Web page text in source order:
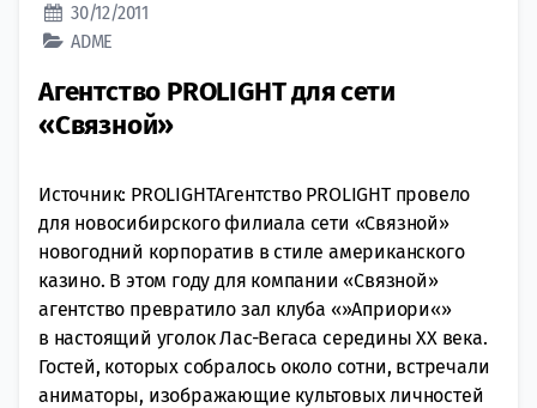
30/12/2011
ADME
Агентство PROLIGHT для сети
«Связной»
Источник: PROLIGHTАгентство PROLIGHT провело
для новосибирского филиала сети «Связной»
новогодний корпоратив в стиле американского
казино. В этом году для компании «Связной»
агентство превратило зал клуба «»Априори«»
в настоящий уголок Лас-Вегаса середины XX века.
Гостей, которых собралось около сотни, встречали
аниматоры, изображающие культовых личностей